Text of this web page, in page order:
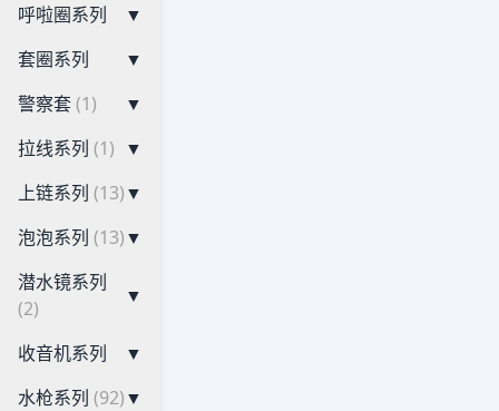
呼啦圈系列
▼
套圈系列
▼
警察套(1)
▼
拉线系列 (1) ▼
上链系列 (13)▼
泡泡系列 (13)▼
潜水镜系列
(2)
▼
收音机系列
▼
水枪系列 (92)▼